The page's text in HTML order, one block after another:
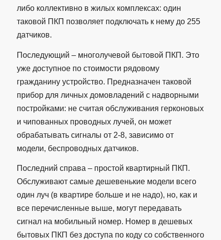
либо коллективно в жилых комплексах: один
таковой ПКП позволяет подключать к нему до 255
датчиков.
Последующий – многолучевой бытовой ПКП. Это
уже доступное по стоимости рядовому
гражданину устройство. Предназначен таковой
прибор для личных домовладений с надворными
постройками: не считая обслуживания герконовых
и чипованных проводных лучей, он может
обрабатывать сигналы от 2-8, зависимо от
модели, беспроводных датчиков.
Последний справа – простой квартирный ПКП.
Обслуживают самые дешевенькие модели всего
один луч (в квартире больше и не надо), но, как и
все перечисленные выше, могут передавать
сигнал на мобильный номер. Номер в дешевых
бытовых ПКП без доступа по коду со собственного